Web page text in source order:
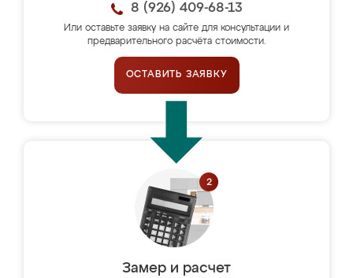
8 (926) 409-68-13
Или оставьте заявку на сайте для консультации и
предварительного расчёта стоимости.
ОСТАВИТЬ ЗАЯВКУ
Замер и расчет